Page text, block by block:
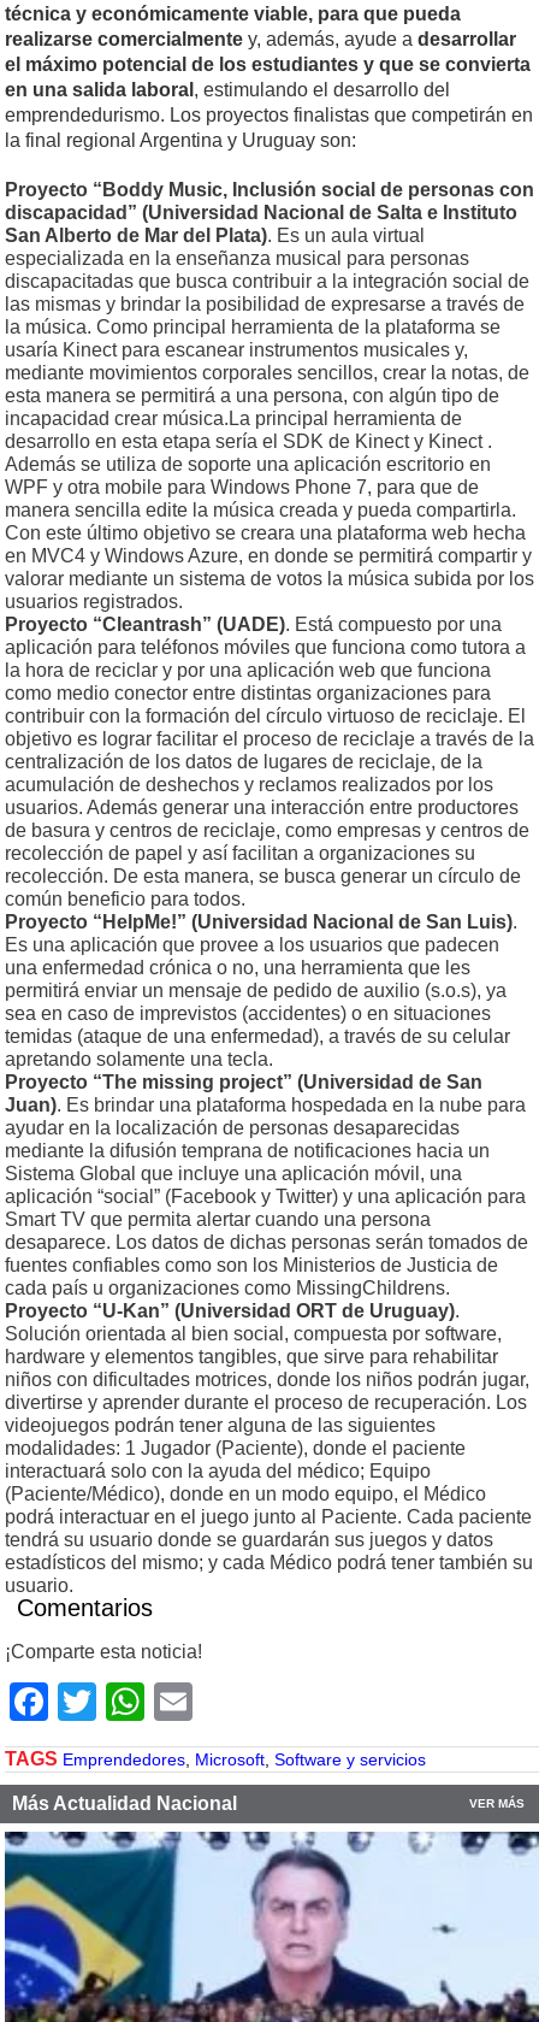
técnica y económicamente viable, para que pueda
realizarse comercialmente y, además, ayude a desarrollar
el máximo potencial de los estudiantes y que se convierta
en una salida laboral , estimulando el desarrollo del
emprendedurismo. Los proyectos finalistas que competirán en
la final regional Argentina y Uruguay son:
Proyecto “Boddy Music, Inclusión social de personas con
discapacidad” (Universidad Nacional de Salta e Instituto
San Alberto de Mar del Plata). Es un aula virtual
especializada en la enseñanza musical para personas
discapacitadas que busca contribuir a la integración social de
las mismas y brindar la posibilidad de expresarse a través de
la música. Como principal herramienta de la plataforma se
usaría Kinect para escanear instrumentos musicales y,
mediante movimientos corporales sencillos, crear la notas, de
esta manera se permitirá a una persona, con algún tipo de
incapacidad crear música.La principal herramienta de
desarrollo en esta etapa sería el SDK de Kinect y Kinect .
Además se utiliza de soporte una aplicación escritorio en
WPF y otra mobile para Windows Phone 7, para que de
manera sencilla edite la música creada y pueda compartirla.
Con este último objetivo se creara una plataforma web hecha
en MVC4 y Windows Azure, en donde se permitirá compartir y
valorar mediante un sistema de votos la música subida por los
usuarios registrados.
Proyecto “Cleantrash” (UADE). Está compuesto por una
aplicación para teléfonos móviles que funciona como tutora a
la hora de reciclar y por una aplicación web que funciona
como medio conector entre distintas organizaciones para
contribuir con la formación del círculo virtuoso de reciclaje. El
objetivo es lograr facilitar el proceso de reciclaje a través de la
centralización de los datos de lugares de reciclaje, de la
acumulación de deshechos y reclamos realizados por los
usuarios. Además generar una interacción entre productores
de basura y centros de reciclaje, como empresas y centros de
recolección de papel y así facilitan a organizaciones su
recolección. De esta manera, se busca generar un círculo de
común beneficio para todos.
Proyecto “HelpMe!” (Universidad Nacional de San Luis).
Es una aplicación que provee a los usuarios que padecen
una enfermedad crónica o no, una herramienta que les
permitirá enviar un mensaje de pedido de auxilio (s.o.s), ya
sea en caso de imprevistos (accidentes) o en situaciones
temidas (ataque de una enfermedad), a través de su celular
apretando solamente una tecla.
Proyecto “The missing project” (Universidad de San
Juan). Es brindar una plataforma hospedada en la nube para
ayudar en la localización de personas desaparecidas
mediante la difusión temprana de notificaciones hacia un
Sistema Global que incluye una aplicación móvil, una
aplicación “social” (Facebook y Twitter) y una aplicación para
Smart TV que permita alertar cuando una persona
desaparece. Los datos de dichas personas serán tomados de
fuentes confiables como son los Ministerios de Justicia de
cada país u organizaciones como MissingChildrens.
Proyecto “U-Kan” (Universidad ORT de Uruguay).
Solución orientada al bien social, compuesta por software,
hardware y elementos tangibles, que sirve para rehabilitar
niños con dificultades motrices, donde los niños podrán jugar,
divertirse y aprender durante el proceso de recuperación. Los
videojuegos podrán tener alguna de las siguientes
modalidades: 1 Jugador (Paciente), donde el paciente
interactuará solo con la ayuda del médico; Equipo
(Paciente/Médico), donde en un modo equipo, el Médico
podrá interactuar en el juego junto al Paciente. Cada paciente
tendrá su usuario donde se guardarán sus juegos y datos
estadísticos del mismo; y cada Médico podrá tener también su
usuario.
Comentarios
¡Comparte esta noticia!
Facebook
TwitterWhatsApp
TAGS Emprendedores Microsoft Software y servicios
Más Actualidad Nacional VER MÁS